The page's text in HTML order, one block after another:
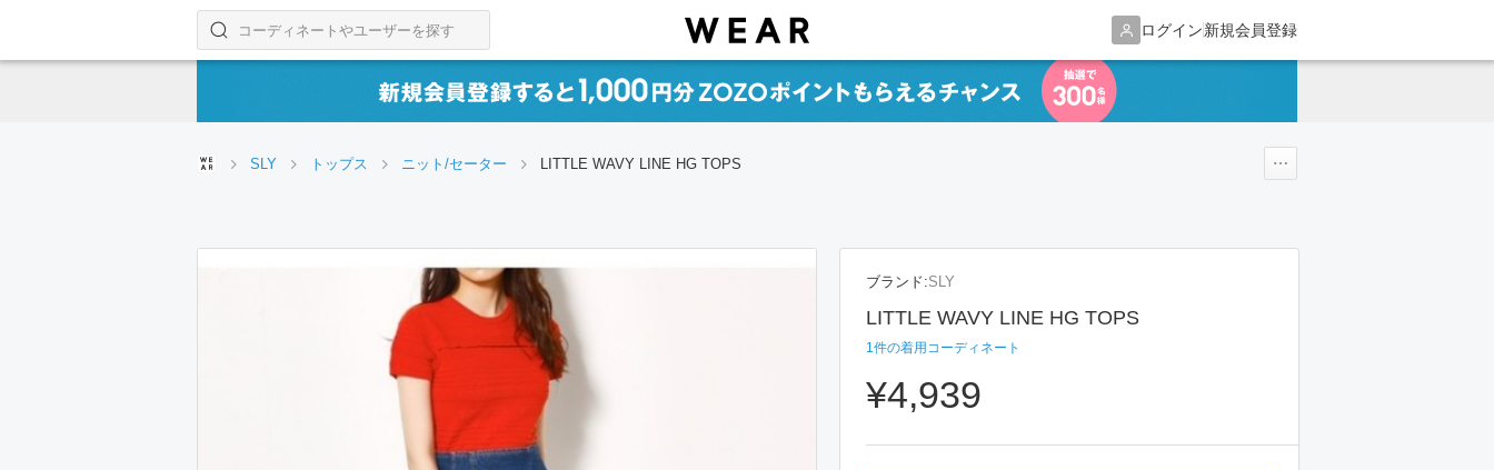
ログイン新規会員登録
コーディネートやユーザーを探す
検索する
SLY トップス ニット/セーター LITTLE WAVY LINE HG TOPS
ブランド:SLY
LITTLE WAVY LINE HG TOPS
1件の着用コーディネート
¥4,939